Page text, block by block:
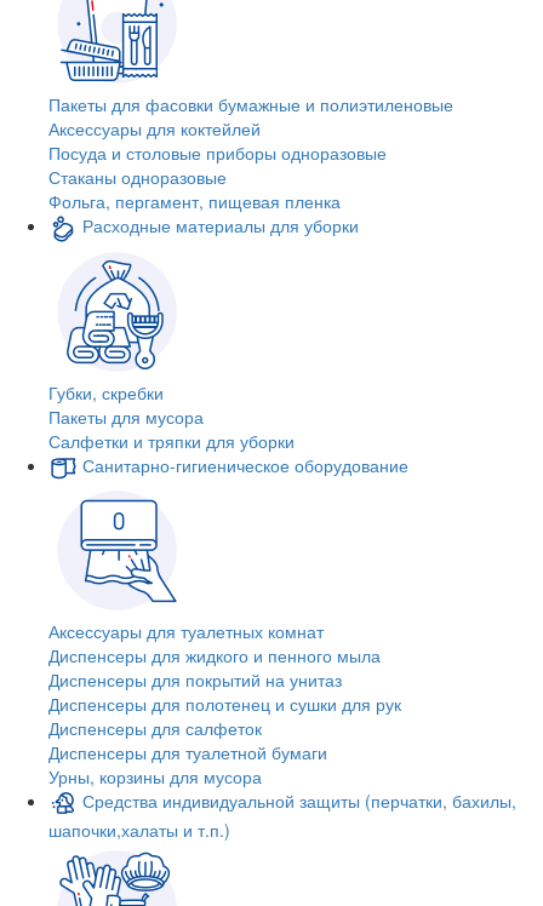
Пакеты для фасовки бумажные и полиэтиленовые
Аксессуары для коктейлей
Посуда и столовые приборы одноразовые
Стаканы одноразовые
Фольга, пергамент, пищевая пленка
Расходные материалы для уборки
Губки, скребки
Пакеты для мусора
Салфетки и тряпки для уборки
Санитарно-гигиеническое оборудование
Аксессуары для туалетных комнат
Диспенсеры для жидкого и пенного мыла
Диспенсеры для покрытий на унитаз
Диспенсеры для полотенец и сушки для рук
Диспенсеры для салфеток
Диспенсеры для туалетной бумаги
Урны, корзины для мусора
Средства индивидуальной защиты (перчатки, бахилы,
шапочки,халаты и т.п.)